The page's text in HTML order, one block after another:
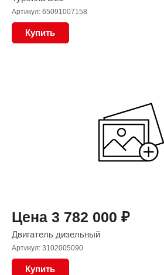
Артикул: 65091007158
Купить
Цена 3 782 000 ₽
Двигатель дизельный
Артикул: 3102005090
Купить